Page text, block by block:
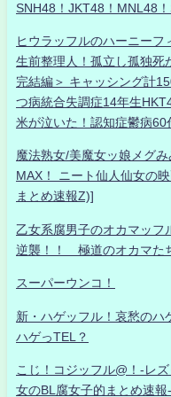
SNH48！JKT48！MNL48
ヒウラッフルのハーニーフ
生前整理人！孤立し孤独死
完結編＞ キャッシング計
つ病統合失調症14年生
米が泣いた！認知症鬱病60
魔法熟女/美魔女ッ娘メグ
MAX！ ニート仙人仙女の
まとめ速報Z)]
乙女系腐男子のオカマッ
逆襲！！ 極道のオカマた
スーパーウンコ！
新・ハゲッフル！哀愁のハ
ハゲっTEL？
こじ！コジッフル@！-レ
女のBL腐女子的まとめ速報-